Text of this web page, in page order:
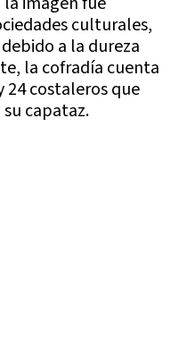
culturales,
a la dureza
la cofradía cuenta
24 costaleros que
capataz.